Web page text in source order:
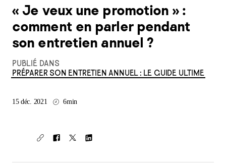
« Je veux une promotion » :
comment en parler pendant
son entretien annuel ?
PUBLIÉ DANS
PRÉPARER SON ENTRETIEN ANNUEL : LE GUIDE ULTIME
15 déc. 2021 6min